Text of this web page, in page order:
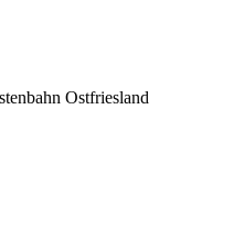
Ostfriesland